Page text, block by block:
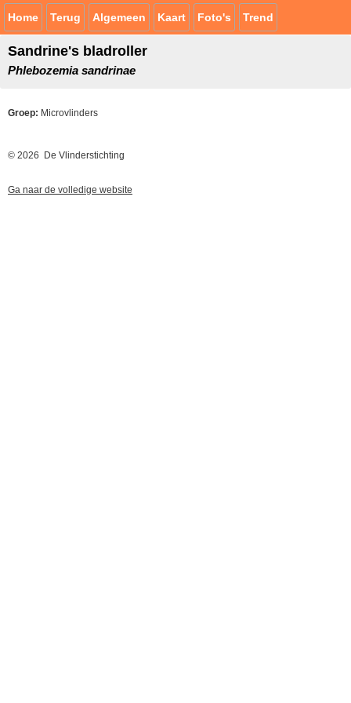
Home Terug Algemeen Kaart Foto's Trend
Sandrine's bladroller
Phlebozemia sandrinae
Groep: Microvlinders
© 2026 De Vlinderstichting
Ga naar de volledige website